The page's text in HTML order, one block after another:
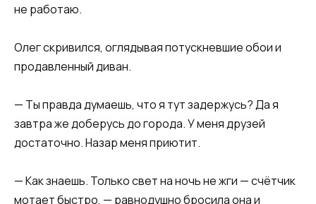
не работаю.
Олег скривился, оглядывая потускневшие обои и
продавленный диван.
— Ты правда думаешь, что я тут задержусь? Да я
завтра же доберусь до города. У меня друзей
достаточно. Назар меня приютит.
— Как знаешь. Только свет на ночь не жги — счётчик
мотает быстро, — равнодушно бросила она и